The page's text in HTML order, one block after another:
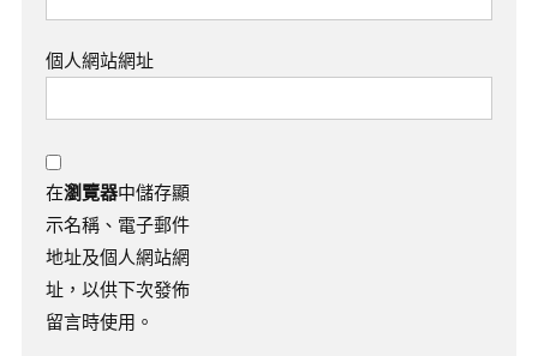
個人網站網址
在瀏覽器中儲存顯
示名稱、電子郵件
地址及個人網站網
址，以供下次發佈
留言時使用。